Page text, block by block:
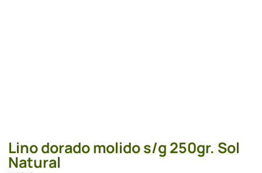
Lino dorado molido s/g 250gr. Sol
Natural